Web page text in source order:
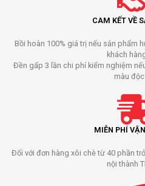
CAM KẾT VỀ
Bồi hoàn 100% giá trị nếu sản phẩm
khách
Đền gấp 3 lần chi phí kiểm nghiệm
màu
MIỄN PHÍ
Đối với đơn hàng xôi chè từ 40 phần
nội thành